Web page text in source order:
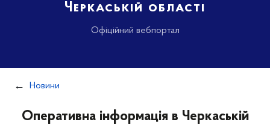
Черкаській області
Офіційний вебпортал
Новини
Оперативна інформація в Черкаській